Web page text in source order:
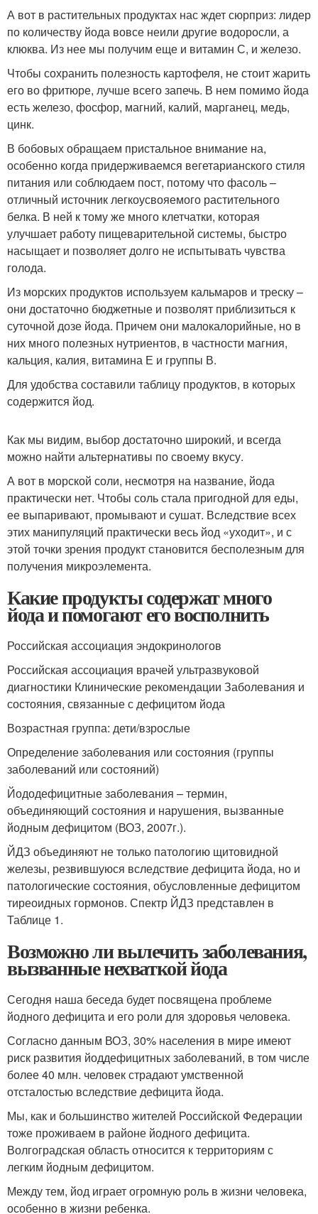
А вот в растительных продуктах нас ждет сюрприз: лидер
по количеству йода вовсе неили другие водоросли, а
клюква. Из нее мы получим еще и витамин С, и железо.
Чтобы сохранить полезность картофеля, не стоит жарить
его во фритюре, лучше всего запечь. В нем помимо йода
есть железо, фосфор, магний, калий, марганец, медь,
цинк.
В бобовых обращаем пристальное внимание на,
особенно когда придерживаемся вегетарианского стиля
питания или соблюдаем пост, потому что фасоль –
отличный источник легкоусвояемого растительного
белка. В ней к тому же много клетчатки, которая
улучшает работу пищеварительной системы, быстро
насыщает и позволяет долго не испытывать чувства
голода.
Из морских продуктов используем кальмаров и треску –
они достаточно бюджетные и позволят приблизиться к
суточной дозе йода. Причем они малокалорийные, но в
них много полезных нутриентов, в частности магния,
кальция, калия, витамина Е и группы В.
Для удобства составили таблицу продуктов, в которых
содержится йод.
Как мы видим, выбор достаточно широкий, и всегда
можно найти альтернативы по своему вкусу.
А вот в морской соли, несмотря на название, йода
практически нет. Чтобы соль стала пригодной для еды,
ее выпаривают, промывают и сушат. Вследствие всех
этих манипуляций практически весь йод «уходит», и с
этой точки зрения продукт становится бесполезным для
получения микроэлемента.
Какие продукты содержат много
йода и помогают его восполнить
Российская ассоциация эндокринологов
Российская ассоциация врачей ультразвуковой
диагностики Клинические рекомендации Заболевания и
состояния, связанные с дефицитом йода
Возрастная группа: дети/взрослые
Определение заболевания или состояния (группы
заболеваний или состояний)
Йододефицитные заболевания – термин,
объединяющий состояния и нарушения, вызванные
йодным дефицитом (ВОЗ, 2007г.).
ЙДЗ объединяют не только патологию щитовидной
железы, резвившуюся вследствие дефицита йода, но и
патологические состояния, обусловленные дефицитом
тиреоидных гормонов. Спектр ЙДЗ представлен в
Таблице 1.
Возможно ли вылечить заболевания,
вызванные нехваткой йода
Сегодня наша беседа будет посвящена проблеме
йодного дефицита и его роли для здоровья человека.
Согласно данным ВОЗ, 30% населения в мире имеют
риск развития йоддефицитных заболеваний, в том числе
более 40 млн. человек страдают умственной
отсталостью вследствие дефицита йода.
Мы, как и большинство жителей Российской Федерации
тоже проживаем в районе йодного дефицита.
Волгоградская область относится к территориям с
легким йодным дефицитом.
Между тем, йод играет огромную роль в жизни человека,
особенно в жизни ребенка.